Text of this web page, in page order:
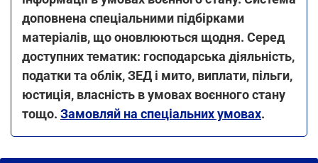
доповнена спеціальними підбірками
матеріалів, що оновлюються щодня. Серед
доступних тематик: господарська діяльність,
податки та облік, ЗЕД і мито, виплати, пільги,
юстиція, власність в умовах воєнного стану
тощо. Замовляй на спеціальних умовах.